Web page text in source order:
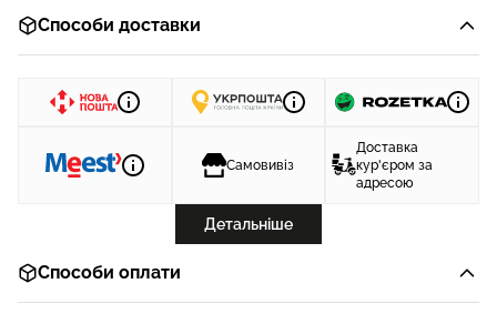
Способи доставки
Самовивіз
Доставка
кур'єром за
адресою
Детальніше
Способи оплати